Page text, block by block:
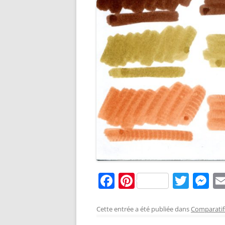
F
c
Pi
er
T
itt
M
ss
Cette entrée a été publiée dans